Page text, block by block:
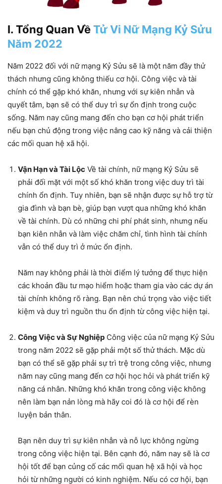
I. Tổng Quan VềTử Vi Nữ Mạng Kỷ Sửu
Năm 2022
Năm 2022 đối với nữ mạng Kỷ Sửu sẽ là một năm đầy thử
thách nhưng cũng không thiếu cơ hội. Công việc và tài
chính có thể gặp khó khăn, nhưng với sự kiên nhẫn và
quyết tâm, bạn sẽ có thể duy trì sự ổn định trong cuộc
sống. Năm nay cũng mang đến cho bạn cơ hội phát triển
nếu bạn chủ động trong việc nâng cao kỹ năng và cải thiện
các mối quan hệ xã hội.
Vận Hạn và Tài Lộc Về tài chính, nữ mạng Kỷ Sửu sẽ
phải đối mặt với một số khó khăn trong việc duy trì tài
chính ổn định. Tuy nhiên, bạn sẽ nhận được sự hỗ trợ từ
gia đình và bạn bè, giúp bạn vượt qua những khó khăn
về tài chính. Dù có những chi phí phát sinh, nhưng nếu
bạn kiên nhẫn và làm việc chăm chỉ, tình hình tài chính
vẫn có thể duy trì ở mức ổn định.
Năm nay không phải là thời điểm lý tưởng để thực hiện
các khoản đầu tư mạo hiểm hoặc tham gia vào các dự án
tài chính không rõ ràng. Bạn nên chú trọng vào việc tiết
kiệm và duy trì nguồn thu ổn định từ công việc hiện tại.
Công Việc và Sự Nghiệp Công việc của nữ mạng Kỷ Sửu
trong năm 2022 sẽ gặp phải một số thử thách. Mặc dù
bạn có thể sẽ gặp phải sự trì trệ trong công việc, nhưng
năm nay cũng mang đến cơ hội học hỏi và phát triển kỹ
năng cá nhân. Những khó khăn trong công việc không
nên làm bạn nản lòng mà hãy coi đó là cơ hội để rèn
luyện bản thân.
Bạn nên duy trì sự kiên nhẫn và nỗ lực không ngừng
trong công việc hiện tại. Bên cạnh đó, năm nay sẽ là cơ
hội tốt để bạn củng cố các mối quan hệ xã hội và học
hỏi từ những người có kinh nghiệm. Nếu có cơ hội, bạn